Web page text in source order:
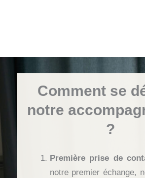
Comment se
notre
?
Première prise de
notre premier échange,